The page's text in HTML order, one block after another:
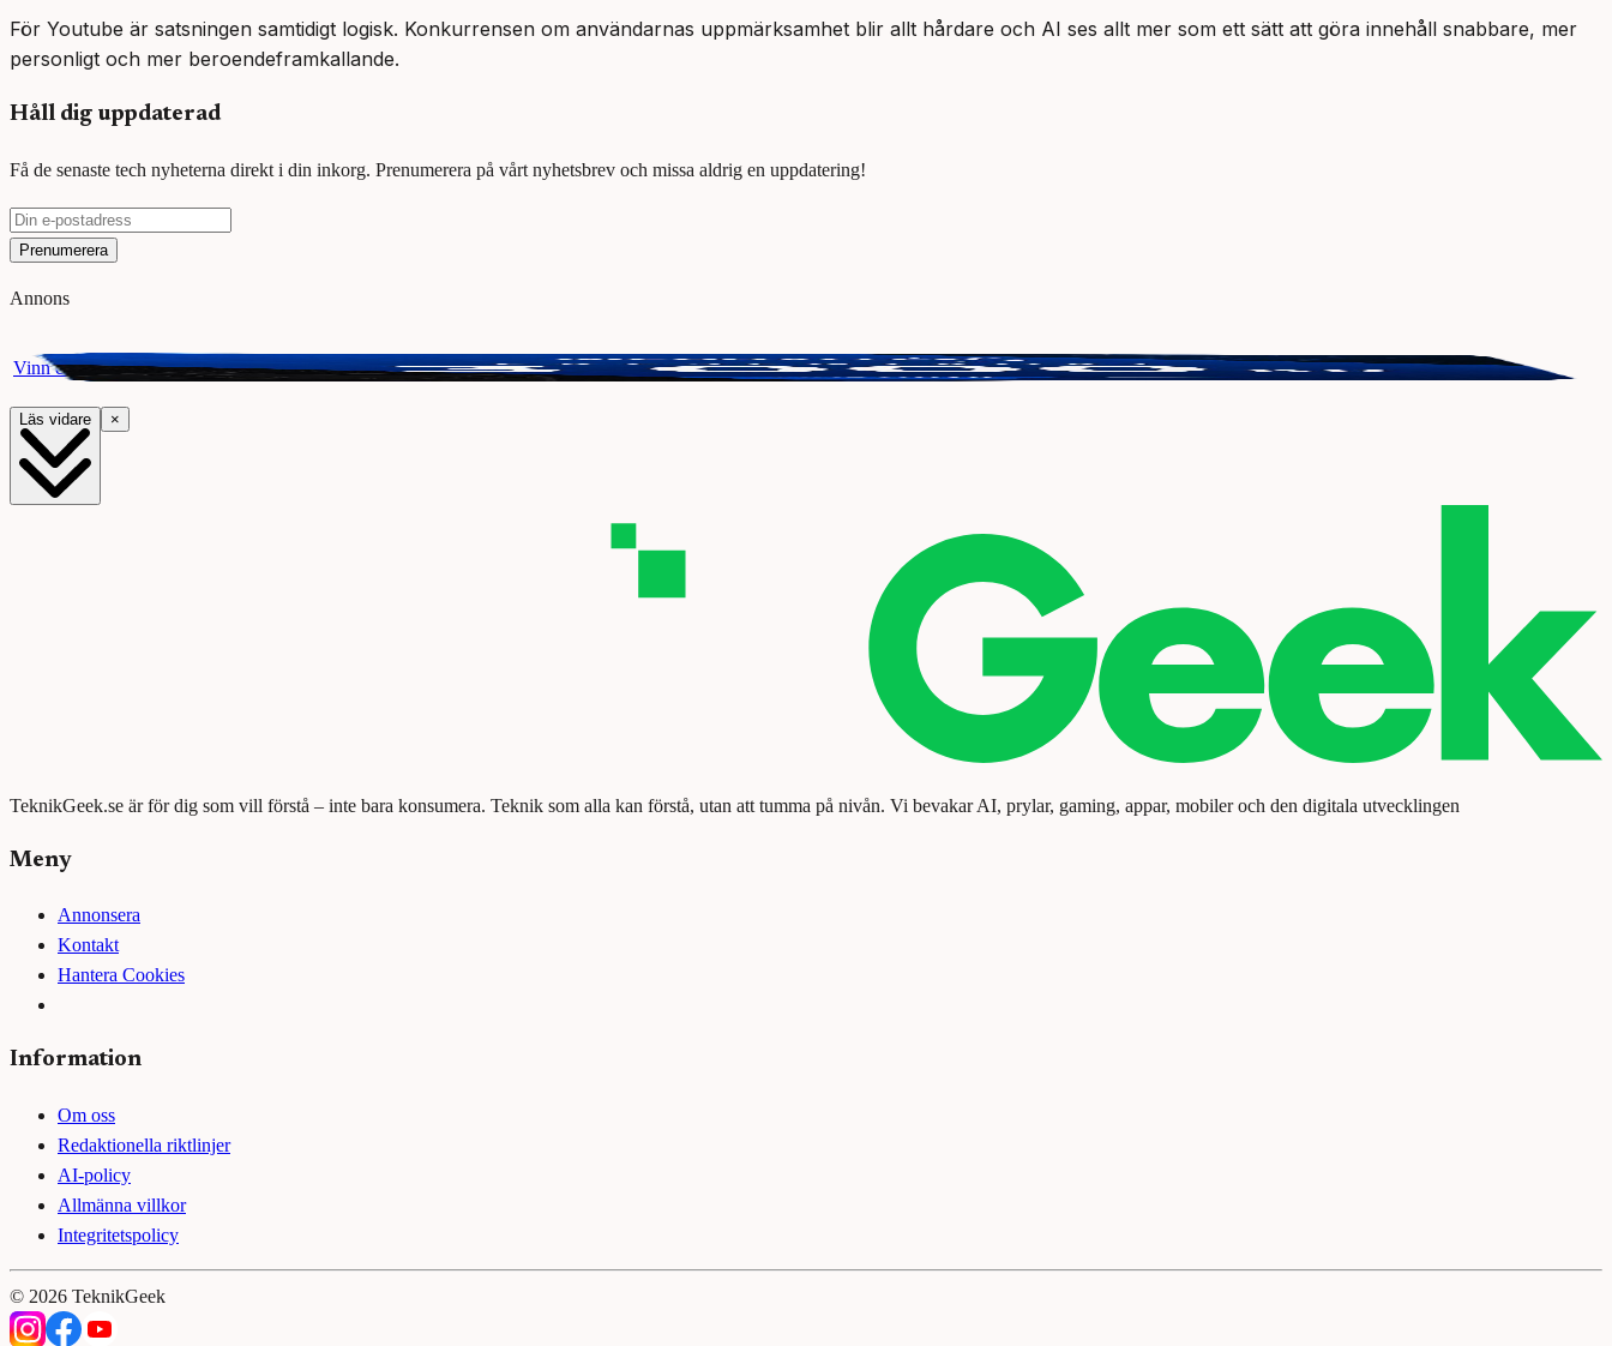
För Youtube är satsningen samtidigt logisk. Konkurrensen om användarnas uppmärksamhet blir allt hårdare och AI ses allt mer som ett sätt att göra innehåll snabbare, mer
personligt och mer beroendeframkallande.
Håll dig uppdaterad
Få de senaste tech nyheterna direkt i din inkorg. Prenumerera på vårt nyhetsbrev och missa aldrig en uppdatering!
Prenumerera
Annons
Vinn ett presentkort på Webhallen. Delta i vår giveaway för chansen att vinna 3000 kr.
Läs vidare ×
TeknikGeek.se är för dig som vill förstå – inte bara konsumera. Teknik som alla kan förstå, utan att tumma på nivån. Vi bevakar AI, prylar, gaming, appar, mobiler och den digitala utvecklingen
Meny
Annonsera
Kontakt
Hantera Cookies
Information
Om oss
Redaktionella riktlinjer
AI-policy
Allmänna villkor
Integritetspolicy
© 2026 TeknikGeek